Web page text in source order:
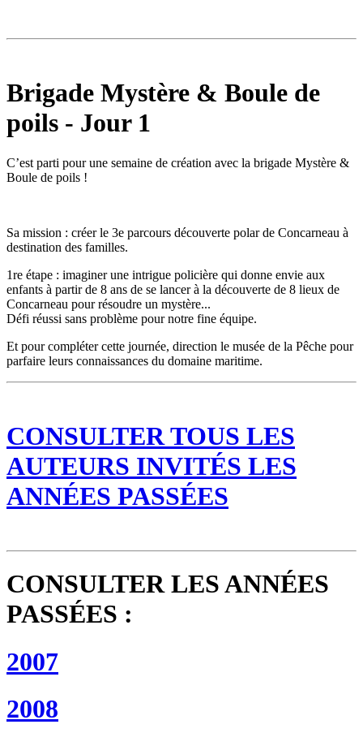
Brigade Mystère & Boule de
poils - Jour 1
C’est parti pour une semaine de création avec la brigade Mystère &
Boule de poils !
Sa mission : créer le 3e parcours découverte polar de Concarneau à
destination des familles.
1re étape : imaginer une intrigue policière qui donne envie aux
enfants à partir de 8 ans de se lancer à la découverte de 8 lieux de
Concarneau pour résoudre un mystère...
Défi réussi sans problème pour notre fine équipe.
Et pour compléter cette journée, direction le musée de la Pêche pour
parfaire leurs connaissances du domaine maritime.
CONSULTER TOUS LES
AUTEURS INVITÉS LES
ANNÉES PASSÉES
CONSULTER LES ANNÉES
PASSÉES :
2007
2008